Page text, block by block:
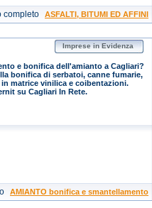
completo ASFALTI, BITUMI ED AFFINI
Imprese in Evidenza
e bonifica dell'amianto a Cagliari?
bonifica di serbatoi, canne fumarie,
matrice vinilica e coibentazioni.
su Cagliari In Rete.
AMIANTO bonifica e smantellamento